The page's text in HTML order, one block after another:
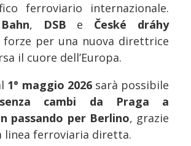
ferroviario internazionale.
, DSB e České dráhy
forze per una nuova direttrice
il cuore dell’Europa.
1° maggio 2026sarà possibile
senza cambi da Praga a
passando per Berlino, grazie
linea ferroviaria diretta.